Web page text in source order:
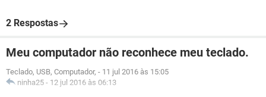
2 Respostas
Meu computador não reconhece meu teclado.
Teclado, USB, Computador, - 11 jul 2016 às 15:05
ninha25 - 12 jul 2016 às 06:13